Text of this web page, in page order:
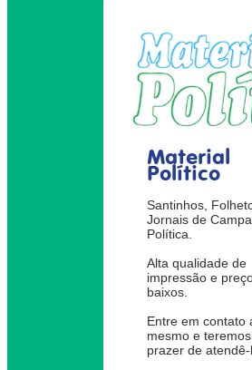
Material
Político
Santinhos,
Jornais de
Política.
Alta qualidade de
impressão e
baixos.
Entre em contato
mesmo e
prazer de atendê-